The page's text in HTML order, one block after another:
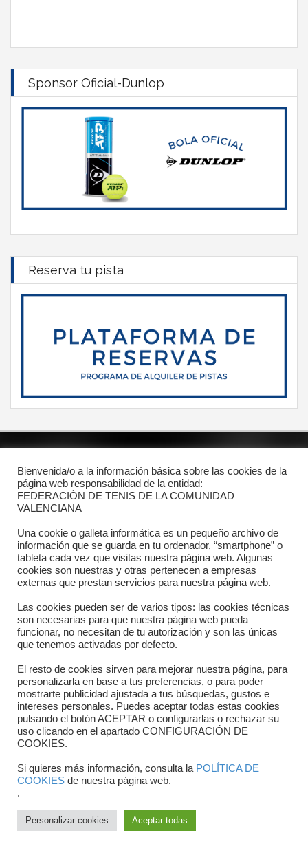
Sponsor Oficial-Dunlop
Reserva tu pista
PROTECCIÓN DE DATOS
Contacto
Dónde estamos
Horario
Copyright © 2025 FTCV
Bienvenida/o a la información básica sobre las cookies de la
página web responsabilidad de la entidad:
FEDERACIÓN DE TENIS DE LA COMUNIDAD
VALENCIANA
Una cookie o galleta informática es un pequeño archivo de
información que se guarda en tu ordenador, “smartphone” o
tableta cada vez que visitas nuestra página web. Algunas
cookies son nuestras y otras pertenecen a empresas
externas que prestan servicios para nuestra página web.
Las cookies pueden ser de varios tipos: las cookies técnicas
son necesarias para que nuestra página web pueda
funcionar, no necesitan de tu autorización y son las únicas
que tenemos activadas por defecto.
El resto de cookies sirven para mejorar nuestra página, para
personalizarla en base a tus preferencias, o para poder
mostrarte publicidad ajustada a tus búsquedas, gustos e
intereses personales. Puedes aceptar todas estas cookies
pulsando el botón ACEPTAR o configurarlas o rechazar su
uso clicando en el apartado CONFIGURACIÓN DE
COOKIES.
Si quieres más información, consulta la POLÍTICA DE
COOKIES de nuestra página web.
.
Personalizar cookies Aceptar todas